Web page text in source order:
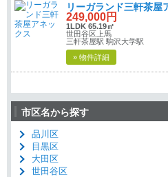
リーガランド三軒茶屋
249,000円
1LDK 65.19㎡
世田谷区上馬
三軒茶屋駅 駒沢大学駅
» 物件詳細
市区名から探す
品川区
目黒区
大田区
世田谷区